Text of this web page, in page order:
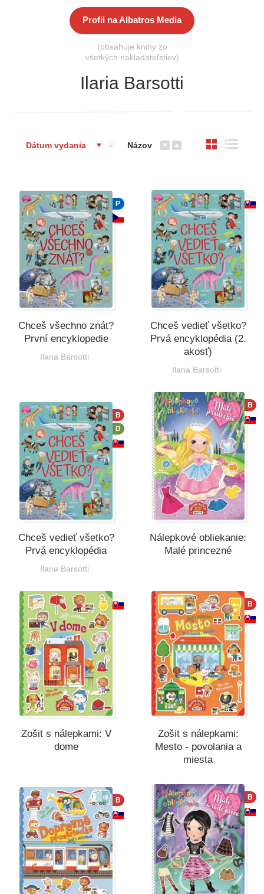
Profil na Albatros Media
(obsahuje knihy zo
všetkých nakladateľstiev)
Ilaria Barsotti
Dátum vydania Názov
P
Chceš všechno znát?
První encyklopedie
Ilaria Barsotti
Chceš vedieť všetko?
Prvá encyklopédia (2.
akosť)
Ilaria Barsotti
B
D
Chceš vedieť všetko?
Prvá encyklopédia
Ilaria Barsotti
B
Nálepkové obliekanie:
Malé princezné
Zošit s nálepkami: V
dome
B
Zošit s nálepkami:
Mesto - povolania a
miesta
B B